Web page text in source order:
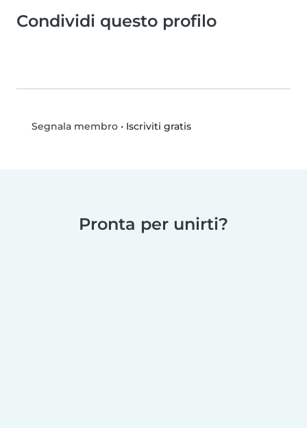
Condividi questo profilo
Segnala membro• Iscriviti gratis
Pronta per unirti?